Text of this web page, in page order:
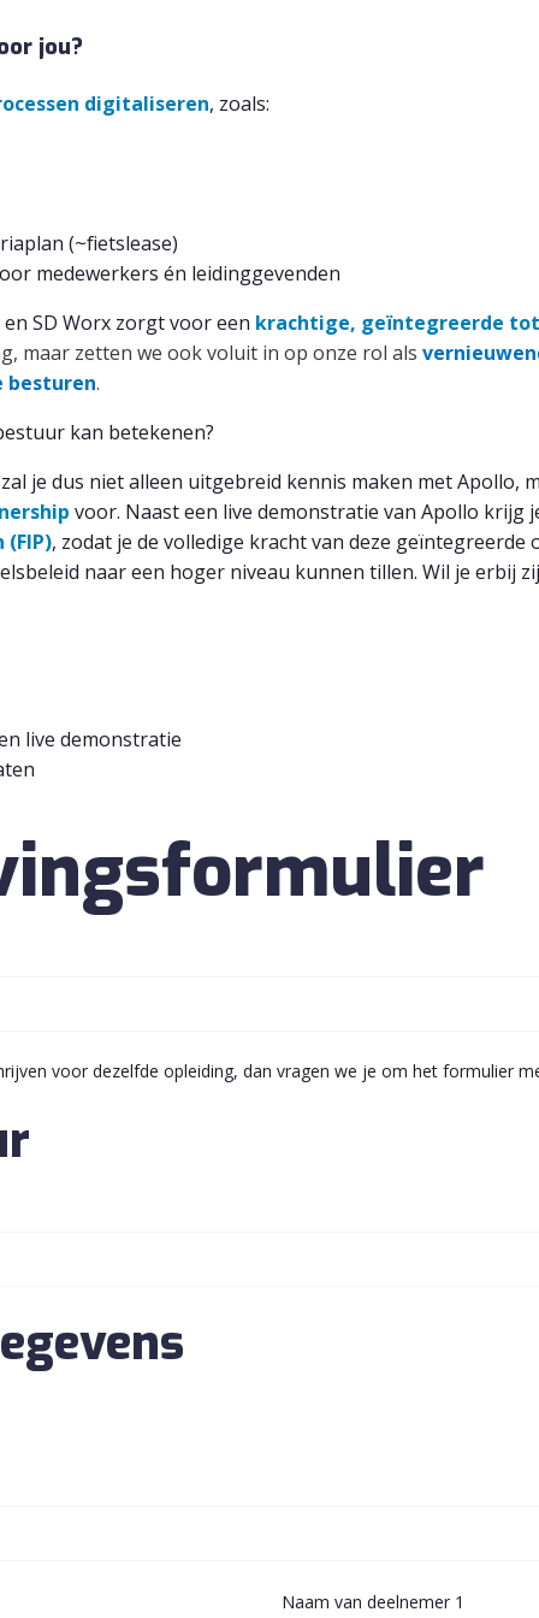
jou?
digitaliseren, zoals:
(~fietslease)
medewerkers én leidinggevenden
SD Worx zorgt voor een krachtige, geïntegreerde
maar zetten we ook voluit in op onze rol als
besturen.
kan betekenen?
je dus niet alleen uitgebreid kennis maken met Apollo,
voor. Naast een live demonstratie van Apollo krijg
(FIP), zodat je de volledige kracht van deze
naar een hoger niveau kunnen tillen. Wil je erbij
live demonstratie
voor dezelfde opleiding, dan vragen we je om het formulier
Naam van deelnemer 1